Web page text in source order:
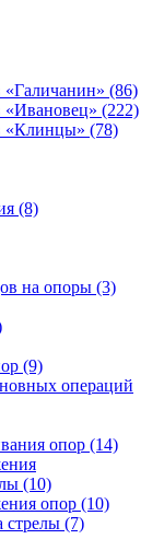
«Галичанин» (86)
«Ивановец» (222)
«Клинцы» (78)
(8)
на опоры (3)
(9)
операций
опор (14)
(10)
опор (10)
стрелы (7)